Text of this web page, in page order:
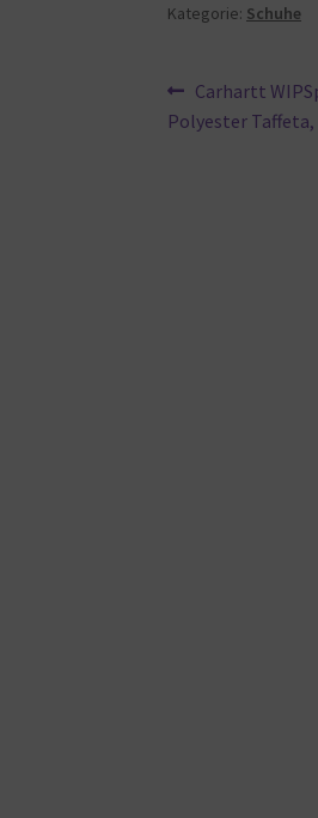
Kategorie: Schuhe
Vorheriger
Beitrag:
Carhartt
Polyester Taffeta,